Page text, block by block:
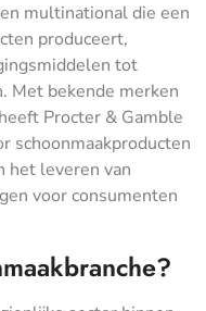
multinational die een
produceert,
tot
Met bekende merken
Procter & Gamble
schoonmaakproducten
het leveren van
voor consumenten